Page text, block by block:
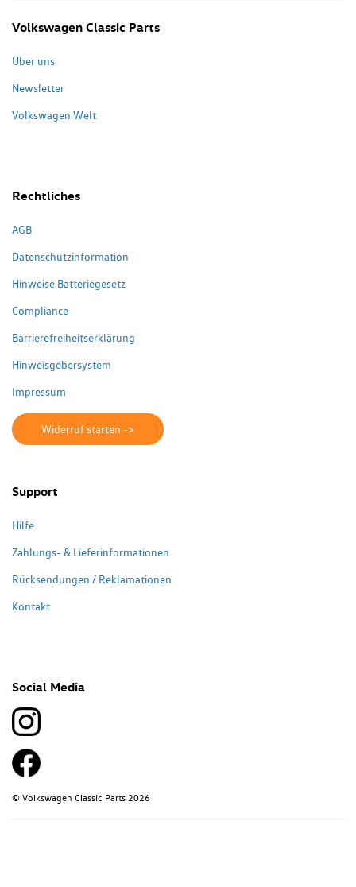
Volkswagen Classic Parts
Über uns
Newsletter
Volkswagen Welt
Rechtliches
AGB
Datenschutzinformation
Hinweise Batteriegesetz
Compliance
Barrierefreiheitserklärung
Hinweisgebersystem
Impressum
Widerruf starten ->
Support
Hilfe
Zahlungs- & Lieferinformationen
Rücksendungen / Reklamationen
Kontakt
Social Media
© Volkswagen Classic Parts 2026